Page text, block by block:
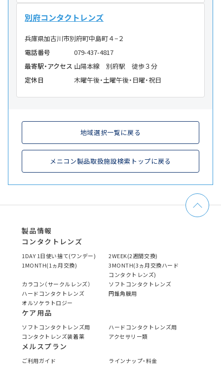
別府コンタクトレンズ
兵庫県加古川市別府町中島町４−２
電話番号
079-437-4817
最寄駅・アクセス 山陽本線 別府駅 徒歩３分
定休日
木曜午後・土曜午後・日曜・祝日
地域選択一覧に戻る
メニコン製品取扱施設検索トップに戻る
製品情報
コンタクトレンズ
1DAY 1日使い捨て(ワンデー)
2WEEK(2週間交換)
1MONTH(1ヵ月交換)
3MONTH(3ヵ月交換ハード
コンタクトレンズ)
カラコン（サークルレンズ）
ソフトコンタクトレンズ
ハードコンタクトレンズ
円錐角膜用
オルソケラトロジー
ケア用品
ソフトコンタクトレンズ用
ハードコンタクトレンズ用
コンタクトレンズ装着薬
アクセサリー類
メルスプラン
ご利用ガイド
ラインナップ・料金